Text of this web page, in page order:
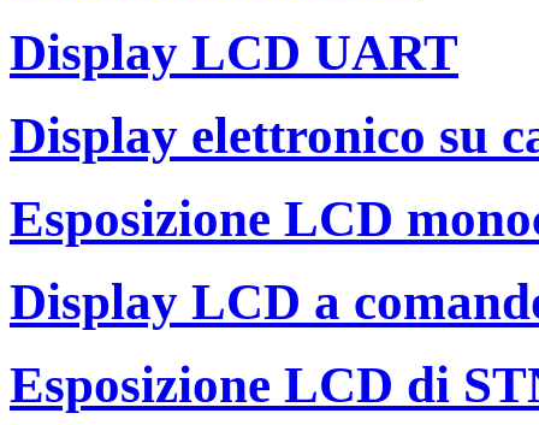
Display LCD UART
Display elettronico su
Esposizione LCD
Display LCD a
Esposizione LCD di